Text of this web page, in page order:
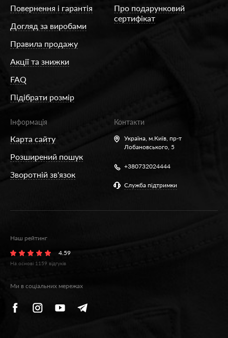
Повернення і гарантія
Догляд за виробами
Правила продажу
Акції та знижки
FAQ
Підібрати розмір
Про подарунковий
сертифікат
Інформація
Карта сайту
Розширений пошук
Зворотній зв'язок
Контакти
Україна, м.Київ, пр-т
Лобановського, 5
+380732024444
Служба підтримки
Наш рейтинг
4.59
На основі 1159 відгуків
Ми в соціальних мережах